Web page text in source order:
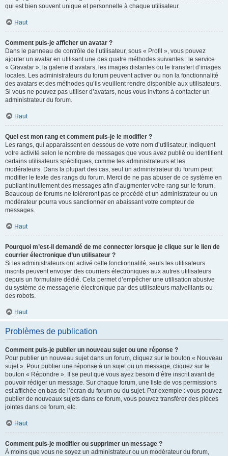
qui est bien souvent unique et personnelle à chaque utilisateur.
Haut
Comment puis-je afficher un avatar ?
Dans le panneau de contrôle de l’utilisateur, sous « Profil », vous pouvez
ajouter un avatar en utilisant une des quatre méthodes suivantes : le service
« Gravatar », la galerie d’avatars, les images distantes ou le transfert d’images
locales. Les administrateurs du forum peuvent activer ou non la fonctionnalité
des avatars et des méthodes qu’ils veuillent rendre disponible aux utilisateurs.
Si vous ne pouvez pas utiliser d’avatars, nous vous invitons à contacter un
administrateur du forum.
Haut
Quel est mon rang et comment puis-je le modifier ?
Les rangs, qui apparaissent en dessous de votre nom d’utilisateur, indiquent
votre activité selon le nombre de messages que vous avez publié ou identifient
certains utilisateurs spécifiques, comme les administrateurs et les
modérateurs. Dans la plupart des cas, seul un administrateur du forum peut
modifier le texte des rangs du forum. Merci de ne pas abuser de ce système en
publiant inutilement des messages afin d’augmenter votre rang sur le forum.
Beaucoup de forums ne toléreront pas ce procédé et un administrateur ou un
modérateur pourra vous sanctionner en abaissant votre compteur de
messages.
Haut
Pourquoi m’est-il demandé de me connecter lorsque je clique sur le lien de
courrier électronique d’un utilisateur ?
Si les administrateurs ont activé cette fonctionnalité, seuls les utilisateurs
inscrits peuvent envoyer des courriers électroniques aux autres utilisateurs
depuis un formulaire dédié. Cela permet d’empêcher une utilisation abusive
du système de messagerie électronique par des utilisateurs malveillants ou
des robots.
Haut
Problèmes de publication
Comment puis-je publier un nouveau sujet ou une réponse ?
Pour publier un nouveau sujet dans un forum, cliquez sur le bouton « Nouveau
sujet ». Pour publier une réponse à un sujet ou un message, cliquez sur le
bouton « Répondre ». Il se peut que vous ayez besoin d’être inscrit avant de
pouvoir rédiger un message. Sur chaque forum, une liste de vos permissions
est affichée en bas de l’écran du forum ou du sujet. Par exemple : vous pouvez
publier de nouveaux sujets dans ce forum, vous pouvez transférer des pièces
jointes dans ce forum, etc.
Haut
Comment puis-je modifier ou supprimer un message ?
À moins que vous ne soyez un administrateur ou un modérateur du forum,